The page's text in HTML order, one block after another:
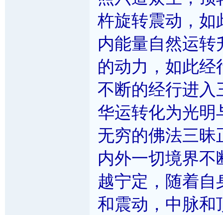
杵旋转震动，如
内能量自然运
的动力，如此经
不断的经行进入
华运转化为光明
无穷的佛法三昧
内外一切境界
越宁定，随着自
和震动，中脉和